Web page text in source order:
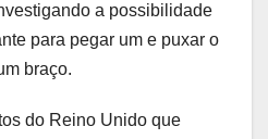
a possibilidade
para pegar um e puxar o
braço.
do Reino Unido que